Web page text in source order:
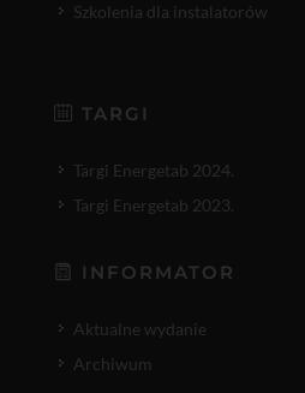
Szkolenia dla instalatorów
TARGI
Targi Energetab 2024.
Targi Energetab 2023.
INFORMATOR
Aktualne wydanie
Archiwum